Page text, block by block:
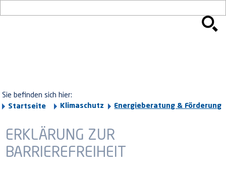
Sie befinden sich hier:
Startseite
Klimaschutz Energieberatung & Förderung
ERKLÄRUNG ZUR
BARRIEREFREIHEIT